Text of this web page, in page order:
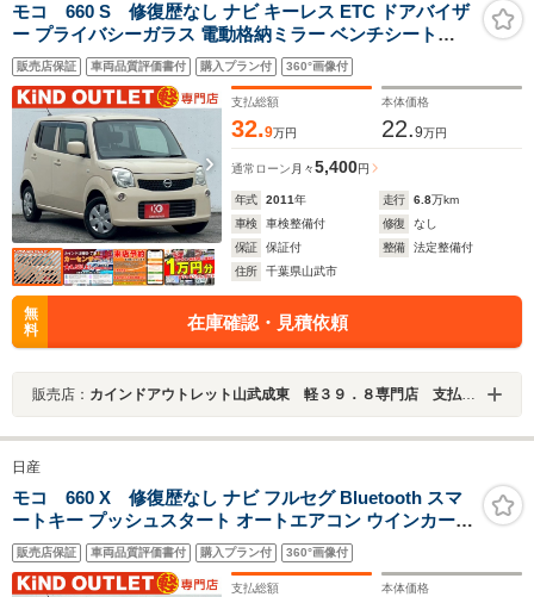
モコ 660 S 修復歴なし ナビ キーレス ETC ドアバイザ
ー プライバシーガラス 電動格納ミラー ベンチシート
ABS イモビライザー タイミングチェーン 整備保証付
販売店保証 車両品質評価書付 購入プラン付 360°画像付
支払総額
32.9万円
本体価格
22.9万円
通常ローン 月々5,400円
年式 2011年 走行 6.8万km
車検
車検整備付 修復
なし
保証
保証付 整備
法定整備付
住所
千葉県山武市
無
料
在庫確認・見積依頼
販売店： カインドアウトレット山武成東 軽３９．８専門店 支払総額表示 ワゴンＲ／ムーブ／タント／ルークス／Ｎ－ＢＯＸ
日産
モコ 660 X 修復歴なし ナビ フルセグ Bluetooth スマ
ートキー プッシュスタート オートエアコン ウインカーミ
ラー ドアバイザー プライバシーガラス ベンチシート
ABS イモビライザー 整備保証付
販売店保証 車両品質評価書付 購入プラン付 360°画像付
支払総額 本体価格